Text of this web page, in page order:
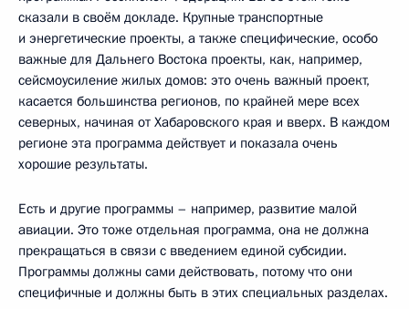
сказали в своём докладе. Крупные транспортные
и энергетические проекты, а также специфические, особо
важные для Дальнего Востока проекты, как, например,
сейсмоусиление жилых домов: это очень важный проект,
касается большинства регионов, по крайней мере всех
северных, начиная от Хабаровского края и вверх. В каждом
регионе эта программа действует и показала очень
хорошие результаты.
Есть и другие программы – например, развитие малой
авиации. Это тоже отдельная программа, она не должна
прекращаться в связи с введением единой субсидии.
Программы должны сами действовать, потому что они
специфичные и должны быть в этих специальных разделах.